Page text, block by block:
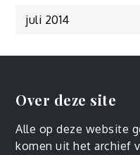
Over deze site
Alle op deze website
komen uit het archief